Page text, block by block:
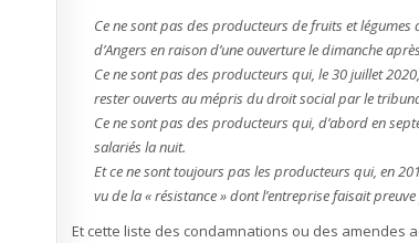
Ce ne sont pas des producteurs de fruits et
d’Angers en raison d’une ouverture le dimanche
Ce ne sont pas des producteurs qui, le 30 juillet
rester ouverts au mépris du droit social par le
Ce ne sont pas des producteurs qui, d’abord en
salariés la nuit.
Et ce ne sont toujours pas les producteurs qui, en
vu de la « résistance » dont l’entreprise faisait
Et cette liste des condamnations ou des amendes